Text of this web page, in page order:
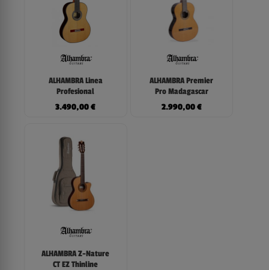
ALHAMBRA Linea
Profesional
3.490,00€
ALHAMBRA Premier
Pro Madagascar
2.990,00€
ALHAMBRA Z-Nature
CT EZ Thinline